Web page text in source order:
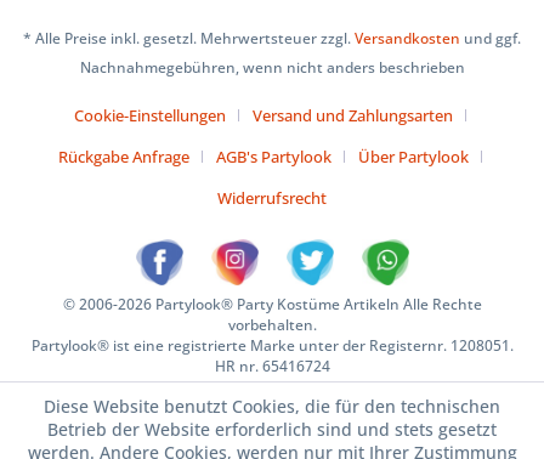
* Alle Preise inkl. gesetzl. Mehrwertsteuer zzgl.Versandkosten und ggf.
Nachnahmegebühren, wenn nicht anders beschrieben
Cookie-Einstellungen
Versand und Zahlungsarten
Rückgabe Anfrage
AGB's Partylook
Über Partylook
Widerrufsrecht
© 2006-2026 Partylook® Party Kostüme Artikeln Alle Rechte
vorbehalten.
Partylook® ist eine registrierte Marke unter der Registernr. 1208051.
HR nr. 65416724
Diese Website benutzt Cookies, die für den technischen
Betrieb der Website erforderlich sind und stets gesetzt
werden. Andere Cookies, werden nur mit Ihrer Zustimmung